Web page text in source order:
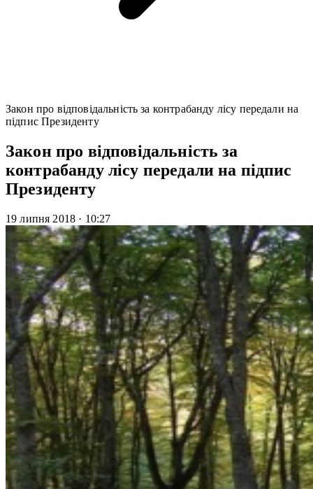
Закон про відповідальність за контрабанду лісу передали на
підпис Президенту
Закон про відповідальність за
контрабанду лісу передали на підпис
Президенту
19 липня 2018 · 10:27